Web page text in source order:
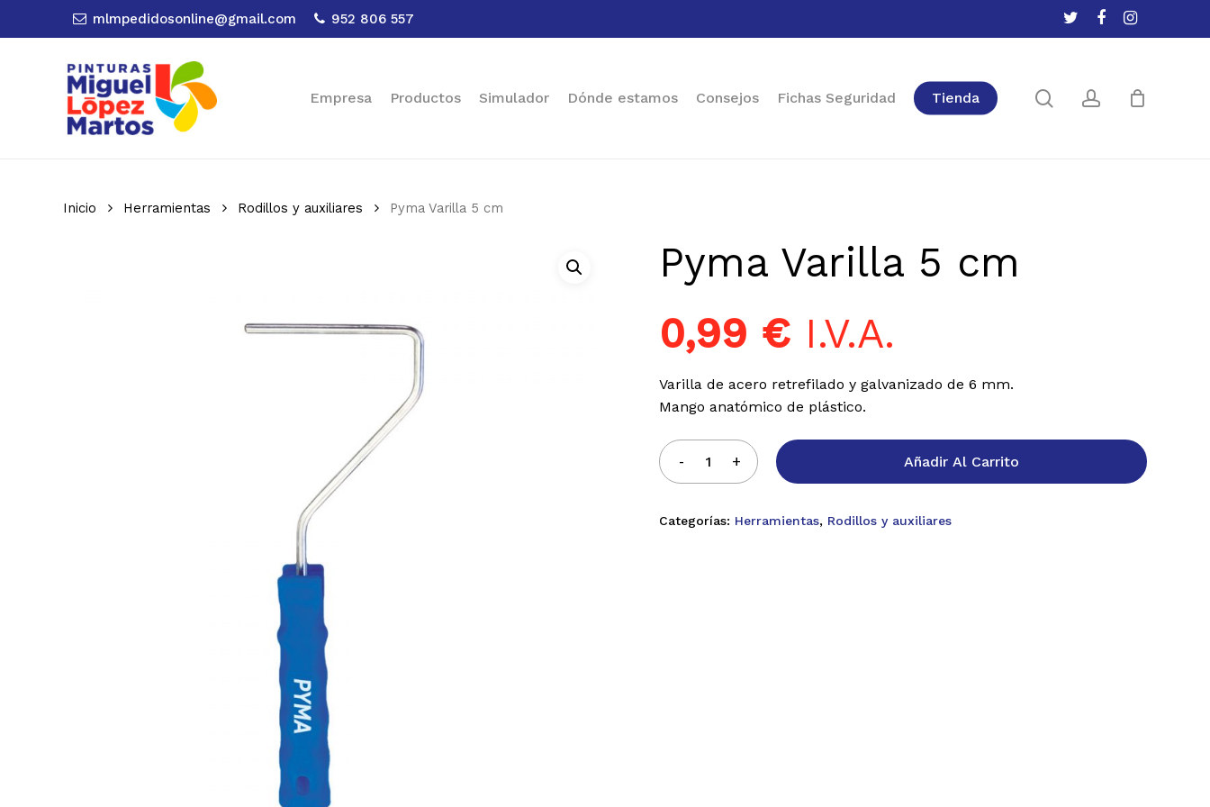
twitterfacebookinstagram
mlmpedidosonline@gmail.com 952 806 557
Empresa Productos Simulador Dónde estamos Consejos Fichas Seguridad Tienda searchaccount
Cart Close
Inicio Herramientas Rodillos y auxiliares Pyma Varilla 5 cm
Pyma Varilla 5 cm
0,99 € I.V.A.
Varilla de acero retrefilado y galvanizado de 6 mm.
Mango anatómico de plástico.
Añadir Al Carrito
Categorías: Herramientas, Rodillos y auxiliares